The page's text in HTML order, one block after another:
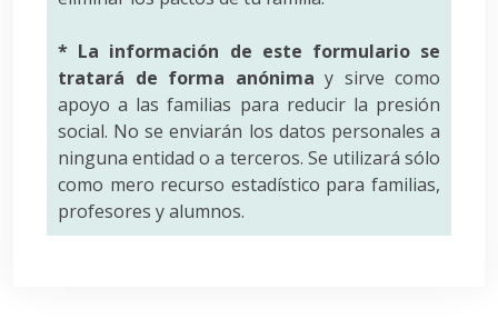
* La información de este formulario se
tratará de forma anónima y sirve como
apoyo a las familias para reducir la presión
social. No se enviarán los datos personales a
ninguna entidad o a terceros. Se utilizará sólo
como mero recurso estadístico para familias,
profesores y alumnos.